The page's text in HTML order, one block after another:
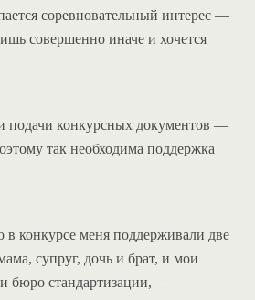
соревновательный интерес —
совершенно иначе и хочется
подачи конкурсных документов —
так необходима поддержка
конкурсе меня поддерживали две
супруг, дочь и брат, и мои
бюро стандартизации, —